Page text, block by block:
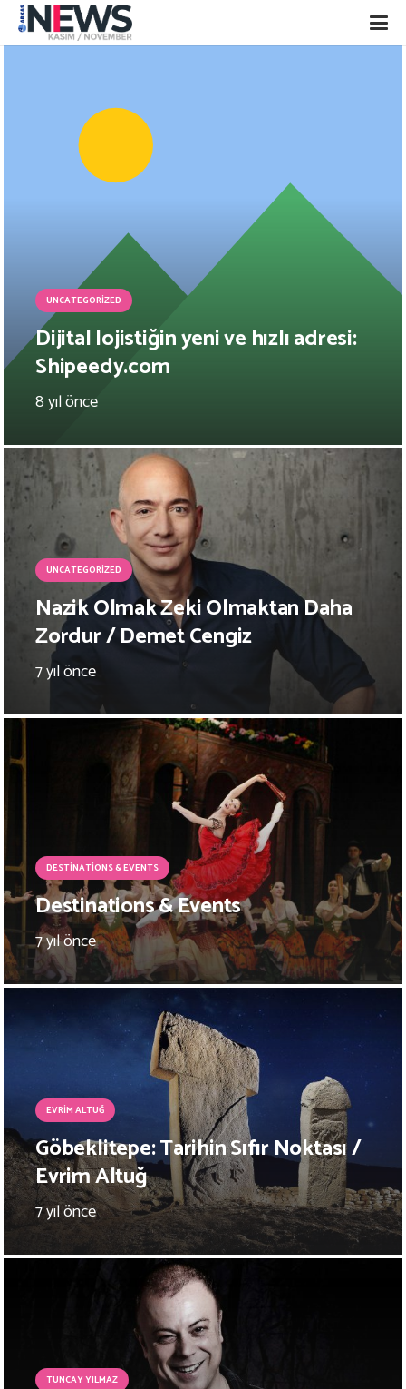
UNCATEGORIZED
Dijital lojistiğin yeni ve hızlı adresi:
Shipeedy.com
8 yıl önce
UNCATEGORIZED
Nazik Olmak Zeki Olmaktan Daha
Zordur / Demet Cengiz
7 yıl önce
DESTINATIONS & EVENTS
Destinations & Events
7 yıl önce
EVRIM ALTUĞ
Göbeklitepe: Tarihin Sıfır Noktası /
Evrim Altuğ
7 yıl önce
TUNCAY YILMAZ